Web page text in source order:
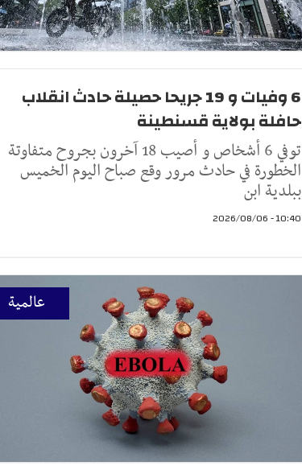
6 وفيات و 19 جريحا حصيلة حادث انقلاب
حافلة بولاية قسنطينة
توفي 6 أشخاص و أصيب 18 آخرون بجروح متفاوتة
الخطورة في حادث مرور وقع صباح اليوم الخميس
ببلدية ابن
10:40 - 2026/08/06
عالمية